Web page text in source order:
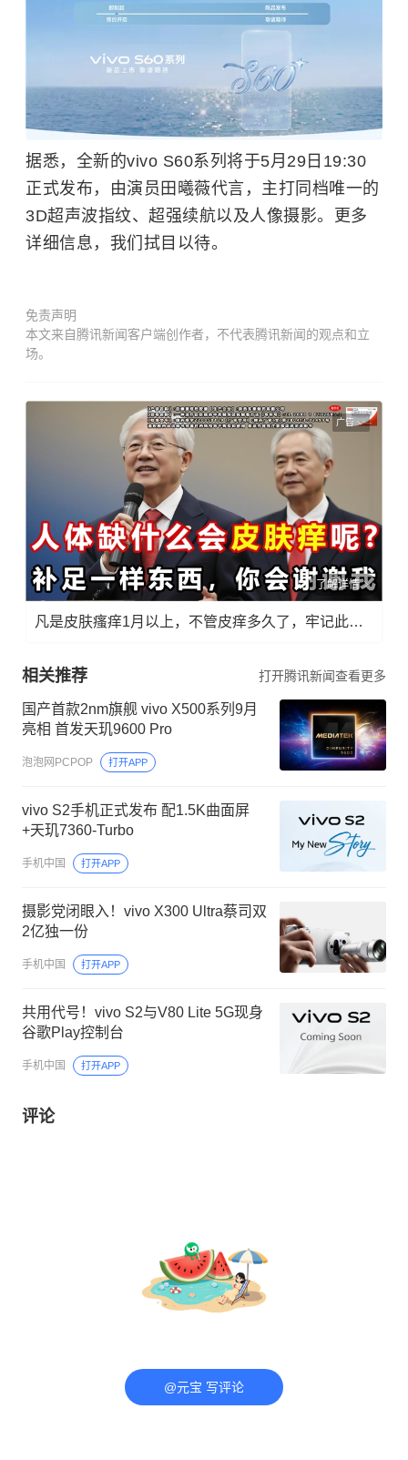
据悉，全新的vivo S60系列将于5月29日19:30
正式发布，由演员田曦薇代言，主打同档唯一的
3D超声波指纹、超强续航以及人像摄影。更多
详细信息，我们拭目以待。
免责声明
本文来自腾讯新闻客户端创作者，不代表腾讯新闻的观点和立
场。
广告
了解详情
凡是皮肤瘙痒1月以上，不管皮痒多久了，牢记此法，快！准！狠！
相关推荐 打开腾讯新闻查看更多
国产首款2nm旗舰 vivo X500系列9月
亮相 首发天玑9600 Pro
泡泡网PCPOP 打开APP
vivo S2手机正式发布 配1.5K曲面屏
+天玑7360-Turbo
手机中国 打开APP
摄影党闭眼入！vivo X300 Ultra蔡司双
2亿独一份
手机中国 打开APP
共用代号！vivo S2与V80 Lite 5G现身
谷歌Play控制台
手机中国 打开APP
评论
@元宝 写评论